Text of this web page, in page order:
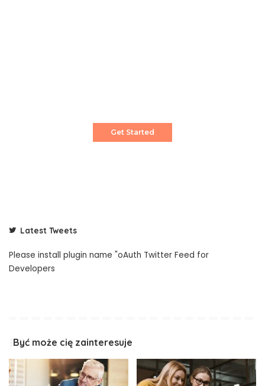
Get Started
Latest Tweets
Please install plugin name "oAuth Twitter Feed for
Developers
Być może cię zainteresuje